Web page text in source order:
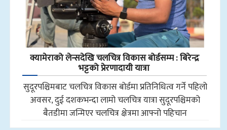
क्यामेराको लेन्सदेखि चलचित्र विकास बोर्डसम्म : बिरेन्द्र
भट्टको प्रेरणादायी यात्रा
सुदूरपश्चिमबाट चलचित्र विकास बोर्डमा प्रतिनिधित्व गर्ने पहिलो
अवसर, दुई दशकभन्दा लामो चलचित्र यात्रा सुदूरपश्चिमको
बैतडीमा जन्मिएर चलचित्र क्षेत्रमा आफ्नो पहिचान